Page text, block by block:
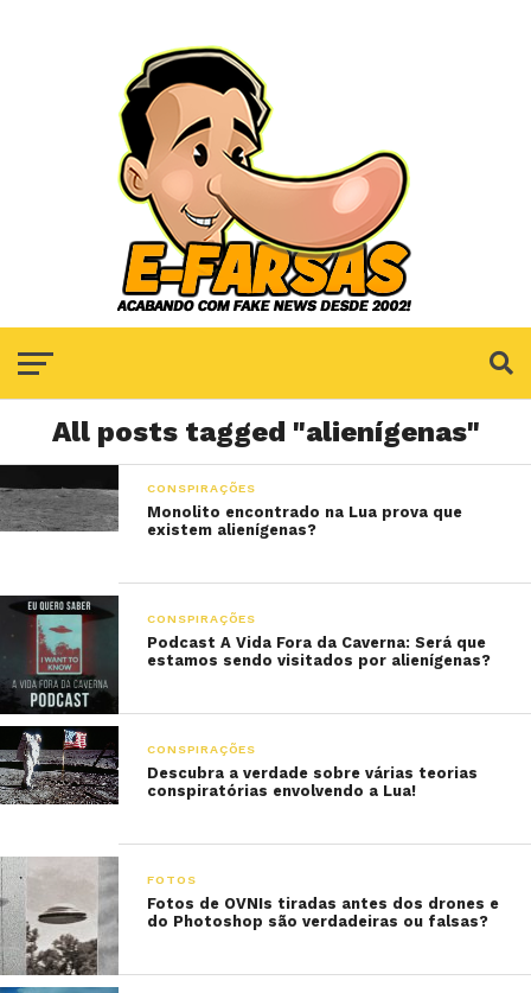
All posts tagged "alienígenas"
CONSPIRAÇÕES
Monolito encontrado na Lua prova que
existem alienígenas?
CONSPIRAÇÕES
Podcast A Vida Fora da Caverna: Será que
estamos sendo visitados por alienígenas?
CONSPIRAÇÕES
Descubra a verdade sobre várias teorias
conspiratórias envolvendo a Lua!
FOTOS
Fotos de OVNIs tiradas antes dos drones e
do Photoshop são verdadeiras ou falsas?